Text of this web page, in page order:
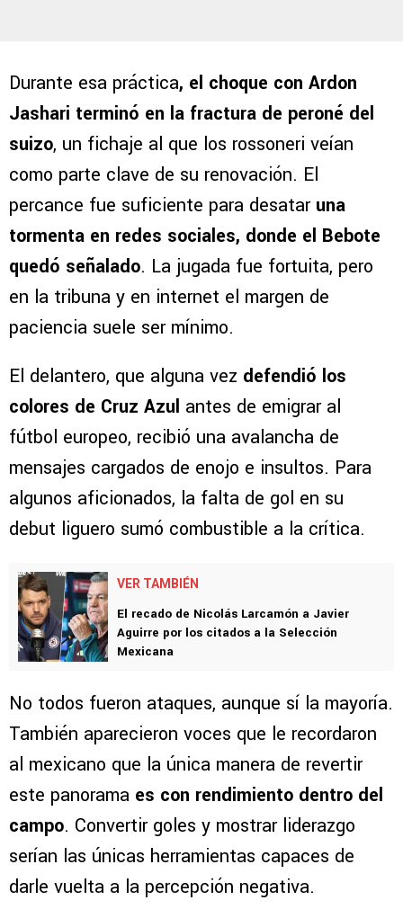
Durante esa práctica, el choque con Ardon
Jashari terminó en la fractura de peroné del
suizo, un fichaje al que los rossoneri veían
como parte clave de su renovación. El
percance fue suficiente para desatar una
tormenta en redes sociales, donde el Bebote
quedó señalado. La jugada fue fortuita, pero
en la tribuna y en internet el margen de
paciencia suele ser mínimo.
El delantero, que alguna vez defendió los
colores de Cruz Azul antes de emigrar al
fútbol europeo, recibió una avalancha de
mensajes cargados de enojo e insultos. Para
algunos aficionados, la falta de gol en su
debut liguero sumó combustible a la crítica.
VER TAMBIÉN
El recado de Nicolás Larcamón a Javier
Aguirre por los citados a la Selección
Mexicana
No todos fueron ataques, aunque sí la mayoría.
También aparecieron voces que le recordaron
al mexicano que la única manera de revertir
este panorama es con rendimiento dentro del
campo. Convertir goles y mostrar liderazgo
serían las únicas herramientas capaces de
darle vuelta a la percepción negativa.